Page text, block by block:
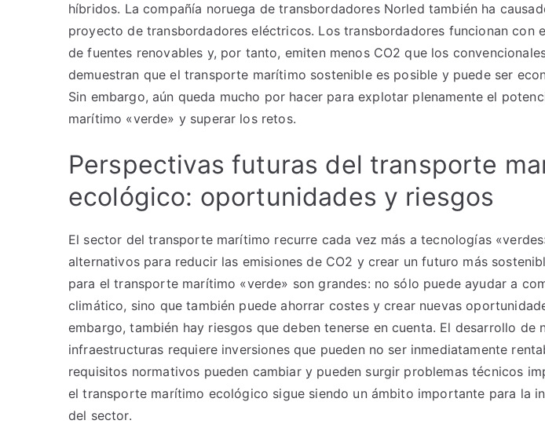
híbridos. La compañía noruega de transbordadores Norled también ha
proyecto de transbordadores eléctricos. Los transbordadores funcionan con
de fuentes renovables y, por tanto, emiten menos CO2 que los
demuestran que el transporte marítimo sostenible es posible y puede ser
Sin embargo, aún queda mucho por hacer para explotar plenamente el
marítimo «verde» y superar los retos.
Perspectivas futuras del transporte
ecológico: oportunidades y riesgos
El sector del transporte marítimo recurre cada vez más a tecnologías
alternativos para reducir las emisiones de CO2 y crear un futuro más
para el transporte marítimo «verde» son grandes: no sólo puede ayudar a
climático, sino que también puede ahorrar costes y crear nuevas
embargo, también hay riesgos que deben tenerse en cuenta. El desarrollo de
infraestructuras requiere inversiones que pueden no ser inmediatamente
requisitos normativos pueden cambiar y pueden surgir problemas técnicos
el transporte marítimo ecológico sigue siendo un ámbito importante para la
del sector.